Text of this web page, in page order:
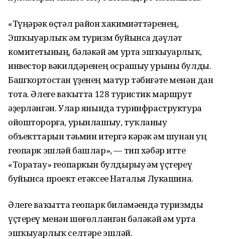
«Түңәрәк өҫтәл район хакимиәттәренең,
Эшҡыуарлыҡ һәм туризм буйынса дәүләт
комитетының, бәләкәй һәм урта эшҡыуарлыҡ,
инвестор вәкилдәренең осрашыу урыны булды.
Башҡортостан үҙенең матур тәбиғәте менән дан
тота. Әлеге ваҡытта 128 туристик маршрут
әҙерләнгән. Улар янында туринфраструктура
ойошторорға, урынлашыу, туҡланыу
объекттарын тәьмин итергә кәрәк һәм шунан һуң
геопарк эшләй башлар», — тип хәбәр итте
«Торатау» геопаркын булдырыу һәм үҫтереү
буйынса проект етәксеһе Наталья Лукашина.
Әлеге ваҡытта геопарк биләмәһендә туризмды
үҫтереү менән шөғөлләнгән бәләкәй һәм урта
эшҡыуарлыҡ селтәре эшләй.